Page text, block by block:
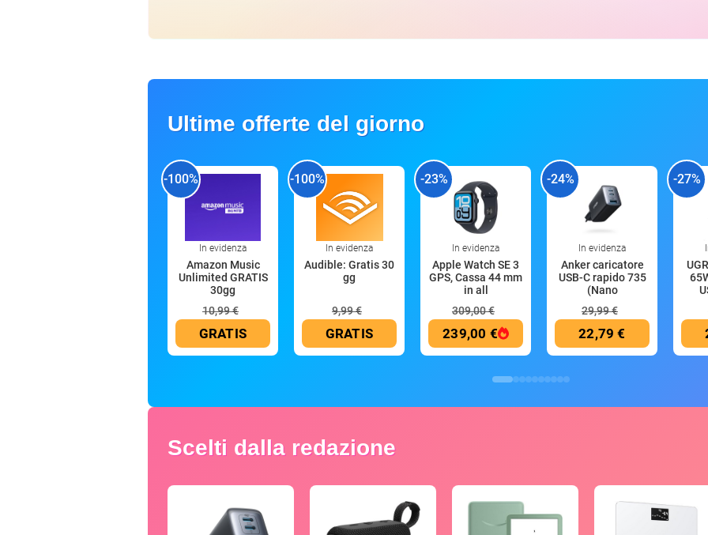
Ultime offerte del giorno
-100%
In evidenza
Amazon Music
Unlimited GRATIS
30gg
10,99 €
GRATIS
-100%
In evidenza
Audible: Gratis 30
gg
9,99 €
GRATIS
-23%
In evidenza
Apple Watch SE 3
GPS, Cassa 44 mm
in all
309,00 €
239,00 €
-24%
In evidenza
Anker caricatore
USB-C rapido 735
(Nano
29,99 €
22,79 €
-27%
Scelti dalla redazione